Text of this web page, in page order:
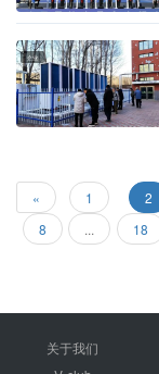
企业
« 1 2
8
... 18
关于我们